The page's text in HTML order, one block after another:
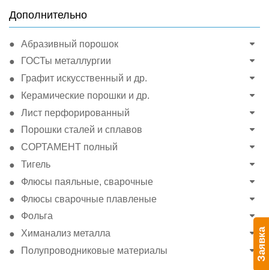
Дополнительно
Абразивный порошок
ГОСТы металлургии
Графит искусственный и др.
Керамические порошки и др.
Лист перфорированный
Порошки сталей и сплавов
СОРТАМЕНТ полный
Тигель
Флюсы паяльные, сварочные
Флюсы сварочные плавленые
Фольга
Химанализ металла
Полупроводниковые материалы
Заявка